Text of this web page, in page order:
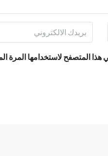
المتصفح لاستخدامها المرة